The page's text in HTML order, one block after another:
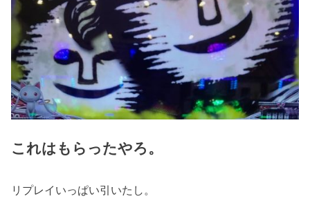
これはもらったやろ。
リプレイいっぱい引いたし。